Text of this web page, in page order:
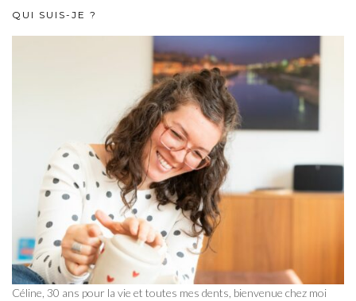
QUI SUIS-JE ?
Céline, 30 ans pour la vie et toutes mes dents, bienvenue chez moi